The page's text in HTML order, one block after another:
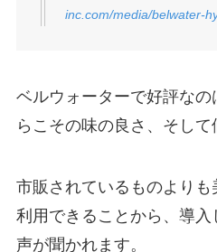
inc.com/media/belwater-
ベルウォーターで好評な
らこその味の良さ、そして
市販されているものよりも
利用できることから、導
声が聞かれます。